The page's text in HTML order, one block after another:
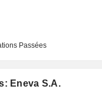
Passées
Eneva S.A.